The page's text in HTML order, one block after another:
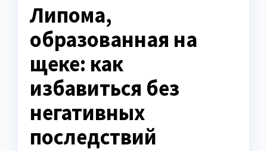
Липома,
образованная на
щеке: как
избавиться без
негативных
последствий